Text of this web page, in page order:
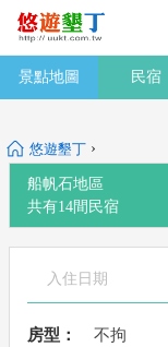
景點地圖 民宿
悠遊墾丁 ›
船帆石地區
共有14間 民宿
房型： 不拘